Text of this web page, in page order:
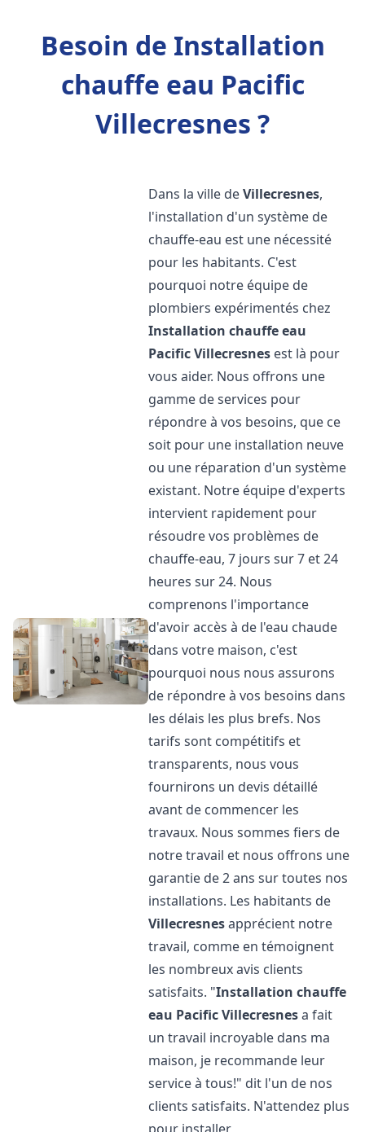
Besoin de Installation
chauffe eau Pacific
Villecresnes ?
Dans la ville deVillecresnes,
l'installation d'un système de
chauffe-eau est une nécessité
pour les habitants. C'est
pourquoi notre équipe de
plombiers expérimentés chez
Installation chauffe eau
PacificVillecresnes est là pour
vous aider. Nous offrons une
gamme de services pour
répondre à vos besoins, que ce
soit pour une installation neuve
ou une réparation d'un système
existant. Notre équipe d'experts
intervient rapidement pour
résoudre vos problèmes de
chauffe-eau, 7 jours sur 7 et 24
heures sur 24. Nous
comprenons l'importance
d'avoir accès à de l'eau chaude
dans votre maison, c'est
pourquoi nous nous assurons
de répondre à vos besoins dans
les délais les plus brefs. Nos
tarifs sont compétitifs et
transparents, nous vous
fournirons un devis détaillé
avant de commencer les
travaux. Nous sommes fiers de
notre travail et nous offrons une
garantie de 2 ans sur toutes nos
installations. Les habitants de
Villecresnesapprécient notre
travail, comme en témoignent
les nombreux avis clients
satisfaits. "Installation chauffe
eau PacificVillecresnesa fait
un travail incroyable dans ma
maison, je recommande leur
service à tous!" dit l'un de nos
clients satisfaits. N'attendez plus